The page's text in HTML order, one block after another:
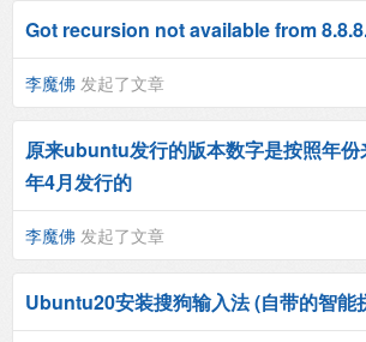
Got recursion not available from
李魔佛 发起了文章
原来ubuntu发行的版本数字是按照年
年4月发行的
李魔佛 发起了文章
​Ubuntu20安装搜狗输入法 (自带的智能